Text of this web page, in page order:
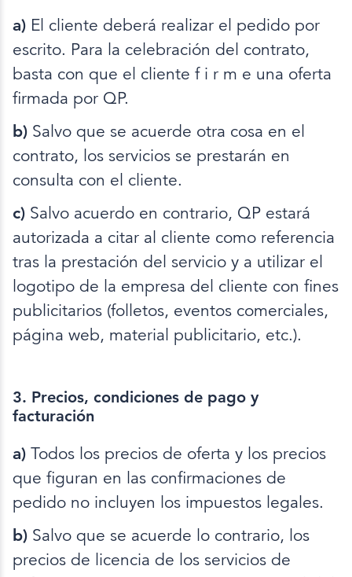
a) El cliente deberá realizar el pedido por
escrito. Para la celebración del contrato,
basta con que el cliente f i r m e una oferta
firmada por QP.
b) Salvo que se acuerde otra cosa en el
contrato, los servicios se prestarán en
consulta con el cliente.
c) Salvo acuerdo en contrario, QP estará
autorizada a citar al cliente como referencia
tras la prestación del servicio y a utilizar el
logotipo de la empresa del cliente con fines
publicitarios (folletos, eventos comerciales,
página web, material publicitario, etc.).
3. Precios, condiciones de pago y
facturación
a) Todos los precios de oferta y los precios
que figuran en las confirmaciones de
pedido no incluyen los impuestos legales.
b) Salvo que se acuerde lo contrario, los
precios de licencia de los servicios de